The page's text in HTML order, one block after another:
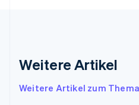
Weitere Artikel
Weitere Artikel zum
Lettland
English
Liechtenstein
Deutsch English